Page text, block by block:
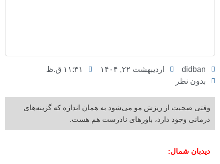
didban اردیبهشت ۲۲, ۱۴۰۴
۱۱:۳۱ ق.ظ
بدون نظر
وقتی صحبت از ریزش مو می‌شود به همان اندازه که گزینه‌های
درمانی وجود دارد، باورهای نادرست هم هست.
دیدبان شمال: